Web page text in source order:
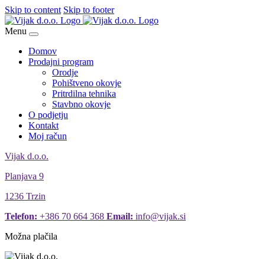
Skip to content Skip to footer
Menu
Domov
Prodajni program
Orodje
Pohištveno okovje
Pritrdilna tehnika
Stavbno okovje
O podjetju
Kontakt
Moj račun
Vijak d.o.o.
Planjava 9
1236 Trzin
Telefon: +386 70 664 368 Email: info@vijak.si
Možna plačila